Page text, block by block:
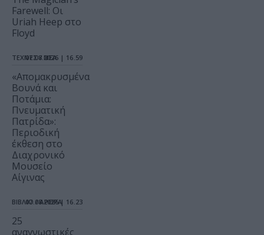
Farewell: Οι
Uriah Heep στο
Floyd
ΤΕΧΝΕΣ / ΝΕΑ
07.08.2026 | 16.59
«Απομακρυσμένα
Βουνά και
Ποτάμια:
Πνευματική
Πατρίδα»:
Περιοδική
έκθεση στο
Διαχρονικό
Μουσείο
Αίγινας
ΒΙΒΛΙΟ / ΑΡΘΡΑ
07.08.2026 | 16.23
25
αναγνωστικές